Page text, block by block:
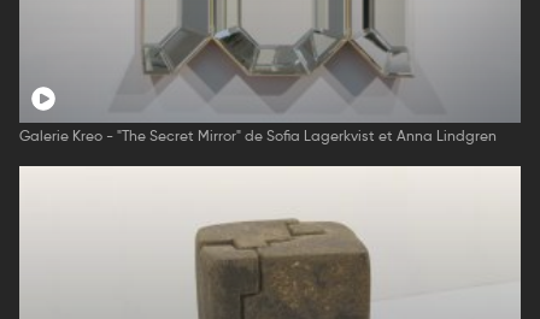
Galerie Kreo - "The Secret Mirror" de Sofia Lagerkvist et Anna Lindgren